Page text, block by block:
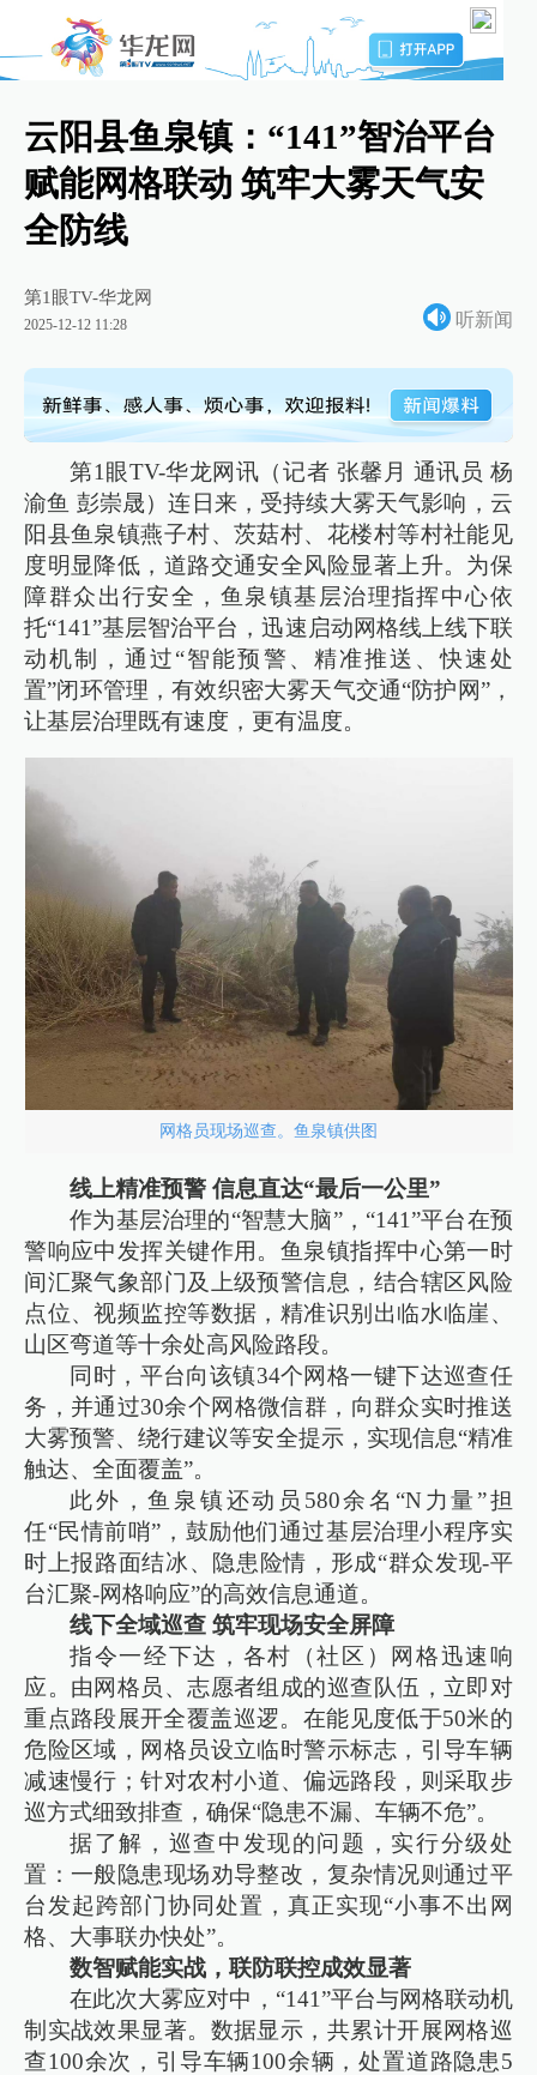
云阳县鱼泉镇：“141”智治平台
赋能网格联动 筑牢大雾天气安
全防线
第1眼TV-华龙网
2025-12-12 11:28 听新闻
第1眼TV-华龙网讯（记者 张馨月 通讯员 杨
渝鱼 彭崇晟）连日来，受持续大雾天气影响，云
阳县鱼泉镇燕子村、茨菇村、花楼村等村社能见
度明显降低，道路交通安全风险显著上升。为保
障群众出行安全，鱼泉镇基层治理指挥中心依
托“141”基层智治平台，迅速启动网格线上线下联
动机制，通过“智能预警、精准推送、快速处
置”闭环管理，有效织密大雾天气交通“防护网”，
让基层治理既有速度，更有温度。
网格员现场巡查。鱼泉镇供图
线上精准预警 信息直达“最后一公里”
作为基层治理的“智慧大脑”，“141”平台在预
警响应中发挥关键作用。鱼泉镇指挥中心第一时
间汇聚气象部门及上级预警信息，结合辖区风险
点位、视频监控等数据，精准识别出临水临崖、
山区弯道等十余处高风险路段。
同时，平台向该镇34个网格一键下达巡查任
务，并通过30余个网格微信群，向群众实时推送
大雾预警、绕行建议等安全提示，实现信息“精准
触达、全面覆盖”。
此外，鱼泉镇还动员580余名“N力量”担
任“民情前哨”，鼓励他们通过基层治理小程序实
时上报路面结冰、隐患险情，形成“群众发现-平
台汇聚-网格响应”的高效信息通道。
线下全域巡查 筑牢现场安全屏障
指令一经下达，各村（社区）网格迅速响
应。由网格员、志愿者组成的巡查队伍，立即对
重点路段展开全覆盖巡逻。在能见度低于50米的
危险区域，网格员设立临时警示标志，引导车辆
减速慢行；针对农村小道、偏远路段，则采取步
巡方式细致排查，确保“隐患不漏、车辆不危”。
据了解，巡查中发现的问题，实行分级处
置：一般隐患现场劝导整改，复杂情况则通过平
台发起跨部门协同处置，真正实现“小事不出网
格、大事联办快处”。
数智赋能实战，联防联控成效显著
在此次大雾应对中，“141”平台与网格联动机
制实战效果显著。数据显示，共累计开展网格巡
查100余次，引导车辆100余辆，处置道路隐患5